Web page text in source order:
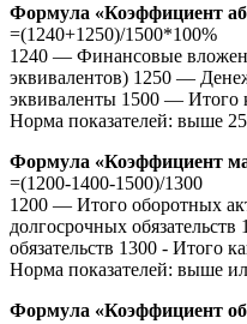
Формула «Коэффициент
=(1240+1250)/1500*100%
1240 — Финансовые
эквивалентов) 1250 —
эквиваленты 1500 — Итого
Норма показателей: выше
Формула «Коэффициент
=(1200-1400-1500)/1300
1200 — Итого оборотных
долгосрочных
обязательств 1300 - Итого
Норма показателей: выше
Формула «Коэффициент